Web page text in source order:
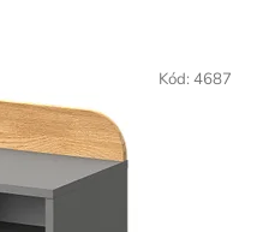
Kód: 4687